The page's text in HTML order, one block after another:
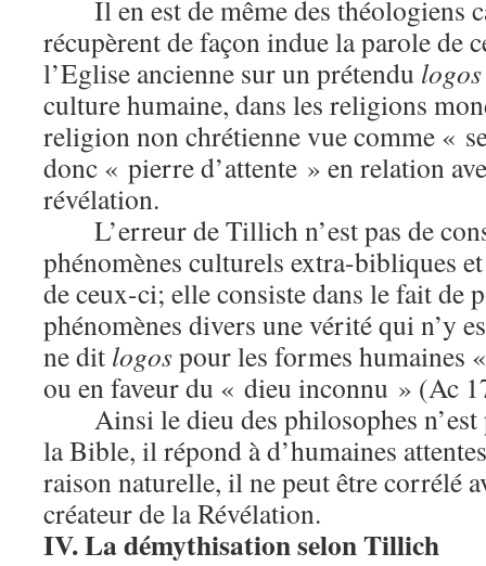
Il en est de même des théologiens
récupèrent de façon indue la parole de
l’Eglise ancienne sur un prétendu logos
culture humaine, dans les religions
religion non chrétienne vue comme «
donc « pierre d’attente » en relation
révélation.
L’erreur de Tillich n’est pas de
phénomènes culturels extra-bibliques
de ceux-ci; elle consiste dans le fait de
phénomènes divers une vérité qui n’y
ne dit logospour les formes humaines
ou en faveur du « dieu inconnu » (Ac
Ainsi le dieu des philosophes
la Bible, il répond à d’humaines
raison naturelle, il ne peut être corrélé
créateur de la Révélation.
IV. La démythisation selon Tillich